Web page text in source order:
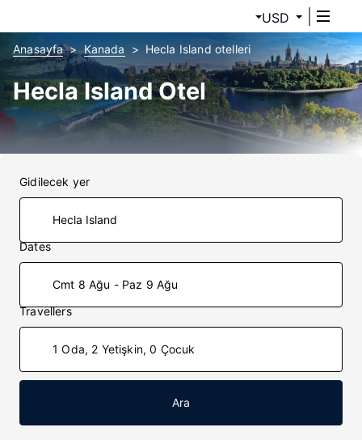
USD
Anasayfa Kanada Hecla Island otelleri
Hecla Island Otel
Gidilecek yer
Dates
Cmt 8 Ağu - Paz 9 Ağu
Travellers
1 Oda, 2 Yetişkin, 0 Çocuk
Ara